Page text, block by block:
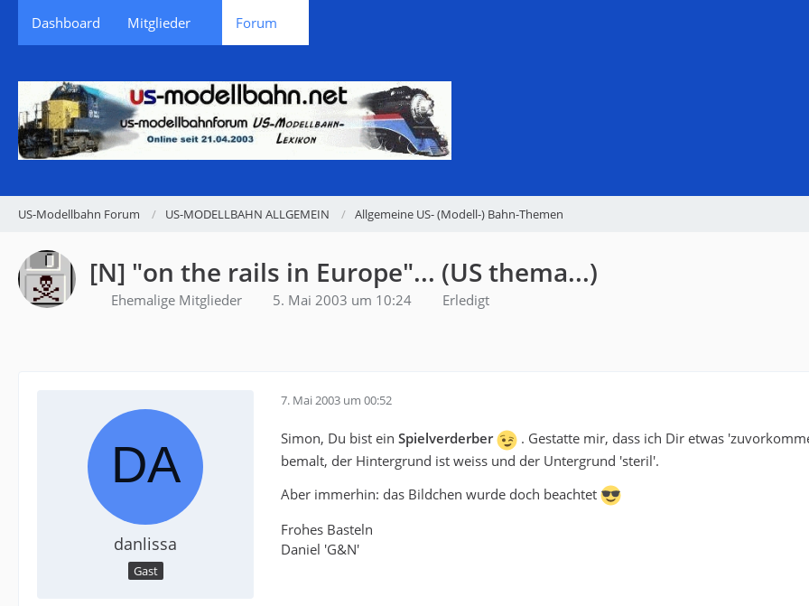
Dashboard Mitglieder Forum
US-Modellbahn Forum US-MODELLBAHN ALLGEMEIN Allgemeine US- (Modell-) Bahn-Themen
[N] "on the rails in Europe"... (US thema...)
Ehemalige Mitglieder 5. Mai 2003 um 10:24 Erledigt
danlissa
Gast
7. Mai 2003 um 00:52
Simon, Du bist ein Spielverderber
. Gestatte mir, dass ich Dir etwas
bemalt, der Hintergrund ist weiss und der Untergrund 'steril'.
Aber immerhin: das Bildchen wurde doch beachtet
Frohes Basteln
Daniel 'G&N'